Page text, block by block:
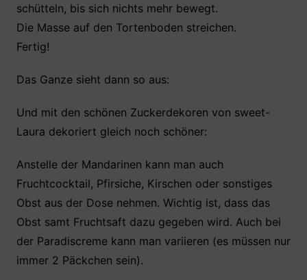
schütteln, bis sich nichts mehr bewegt.
Die Masse auf den Tortenboden streichen.
Fertig!
Das Ganze sieht dann so aus:
Und mit den schönen Zuckerdekoren von sweet-
Laura dekoriert gleich noch schöner:
Anstelle der Mandarinen kann man auch
Fruchtcocktail, Pfirsiche, Kirschen oder sonstiges
Obst aus der Dose nehmen. Wichtig ist, dass das
Obst samt Fruchtsaft dazu gegeben wird. Auch bei
der Paradiscreme kann man variieren (es müssen nur
immer 2 Päckchen sein).